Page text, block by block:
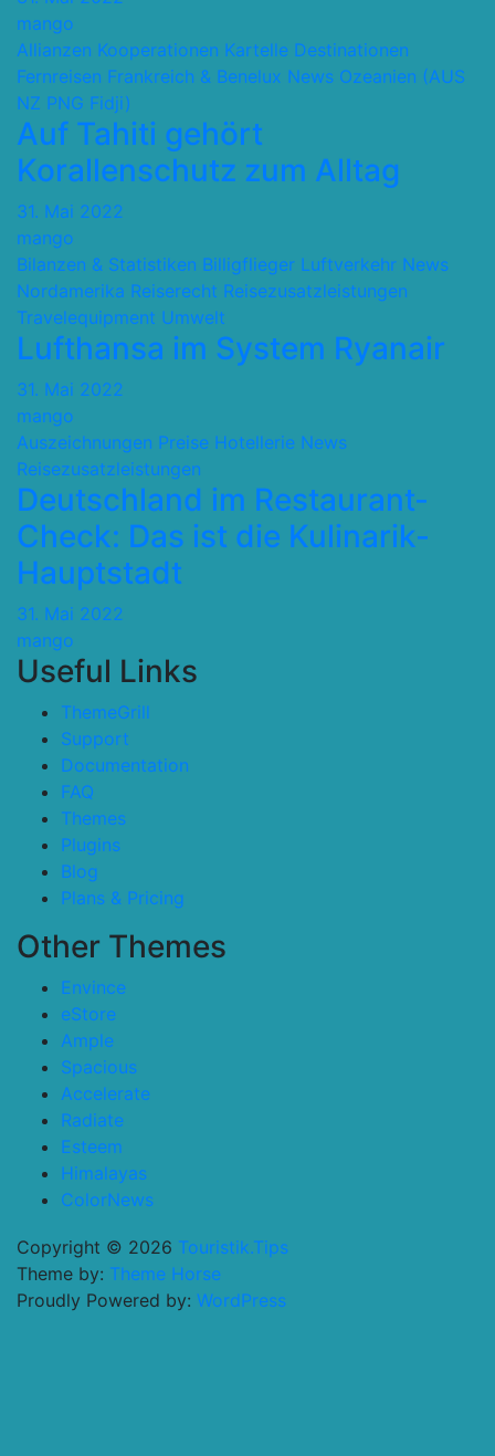
mango
Allianzen Kooperationen Kartelle Destinationen
Fernreisen Frankreich & Benelux News Ozeanien (AUS
NZ PNG Fidji)
Auf Tahiti gehört
Korallenschutz zum Alltag
31. Mai 2022
mango
Bilanzen & Statistiken Billigflieger Luftverkehr News
Nordamerika Reiserecht Reisezusatzleistungen
Travelequipment Umwelt
Lufthansa im System Ryanair
31. Mai 2022
mango
Auszeichnungen Preise Hotellerie News
Reisezusatzleistungen
Deutschland im Restaurant-
Check: Das ist die Kulinarik-
Hauptstadt
31. Mai 2022
mango
Useful Links
ThemeGrill
Support
Documentation
FAQ
Themes
Plugins
Blog
Plans & Pricing
Other Themes
Envince
eStore
Ample
Spacious
Accelerate
Radiate
Esteem
Himalayas
ColorNews
Copyright © 2026 Touristik.Tips
Theme by: Theme Horse
Proudly Powered by: WordPress